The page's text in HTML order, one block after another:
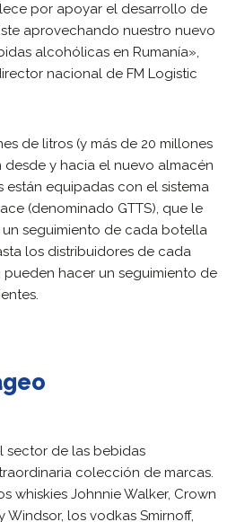
por apoyar el desarrollo de
aprovechando nuestro nuevo
alcohólicas en Rumanía»,
nacional de FM Logistic
de litros (y más de 20 millones
desde y hacia el nuevo almacén
están equipadas con el sistema
(denominado GTTS), que le
seguimiento de cada botella
los distribuidores de cada
pueden hacer un seguimiento de
sector de las bebidas
colección de marcas.
whiskies Johnnie Walker, Crown
Windsor, los vodkas Smirnoff,